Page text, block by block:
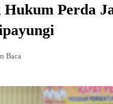
Perda
Baca